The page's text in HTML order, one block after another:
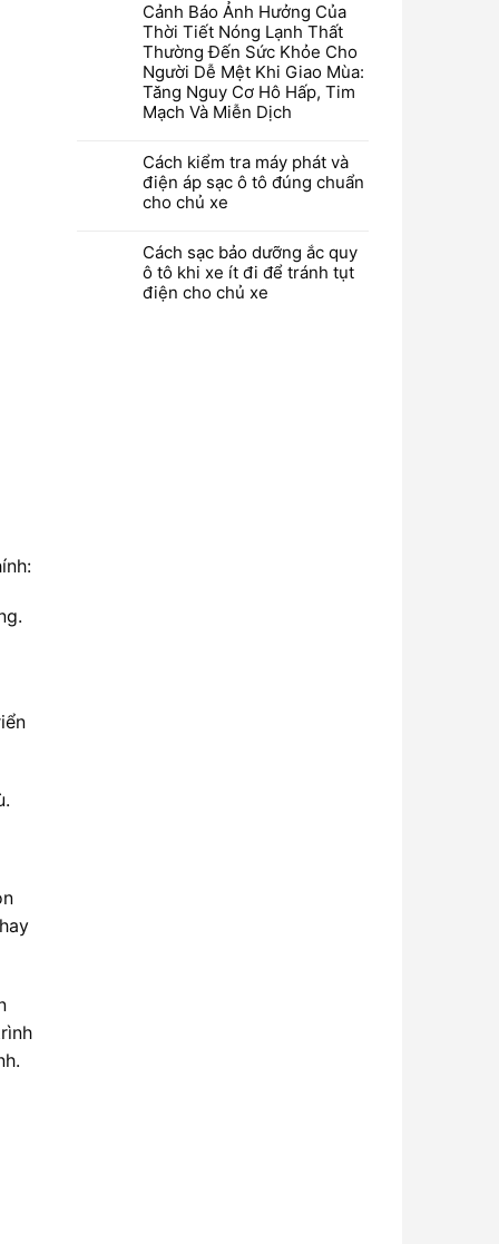
Cảnh Báo Ảnh Hưởng Của
Thời Tiết Nóng Lạnh Thất
Thường Đến Sức Khỏe Cho
Người Dễ Mệt Khi Giao Mùa:
Tăng Nguy Cơ Hô Hấp, Tim
Mạch Và Miễn Dịch
Cách kiểm tra máy phát và
điện áp sạc ô tô đúng chuẩn
cho chủ xe
Cách sạc bảo dưỡng ắc quy
ô tô khi xe ít đi để tránh tụt
điện cho chủ xe